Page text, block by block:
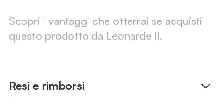
Scopri i vantaggi che otterrai se acquisti
questo prodotto da Leonardelli.
Resi e rimborsi